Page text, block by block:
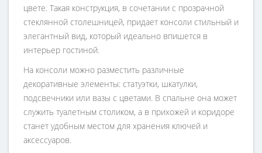
цвете. Такая конструкция, в сочетании с прозрачной
стеклянной столешницей, придает консоли стильный и
элегантный вид, который идеально впишется в
интерьер гостиной.
На консоли можно разместить различные
декоративные элементы: статуэтки, шкатулки,
подсвечники или вазы с цветами. В спальне она может
служить туалетным столиком, а в прихожей и коридоре
станет удобным местом для хранения ключей и
аксессуаров.